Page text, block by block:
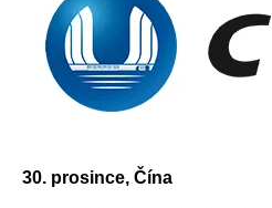
30. prosince, Čína